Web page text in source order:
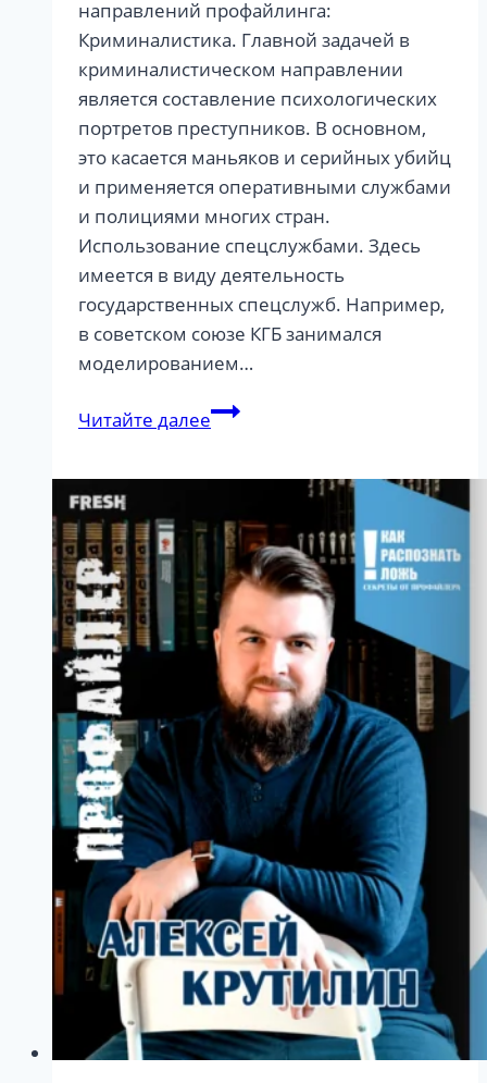
направлений профайлинга:
Криминалистика. Главной задачей в
криминалистическом направлении
является составление психологических
портретов преступников. В основном,
это касается маньяков и серийных убийц
и применяется оперативными службами
и полициями многих стран.
Использование спецслужбами. Здесь
имеется в виду деятельность
государственных спецслужб. Например,
в советском союзе КГБ занимался
моделированием…
Читайте далееНаправления